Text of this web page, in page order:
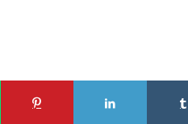
WhatsApp
Partilhe no Pinterest
Partilhe no